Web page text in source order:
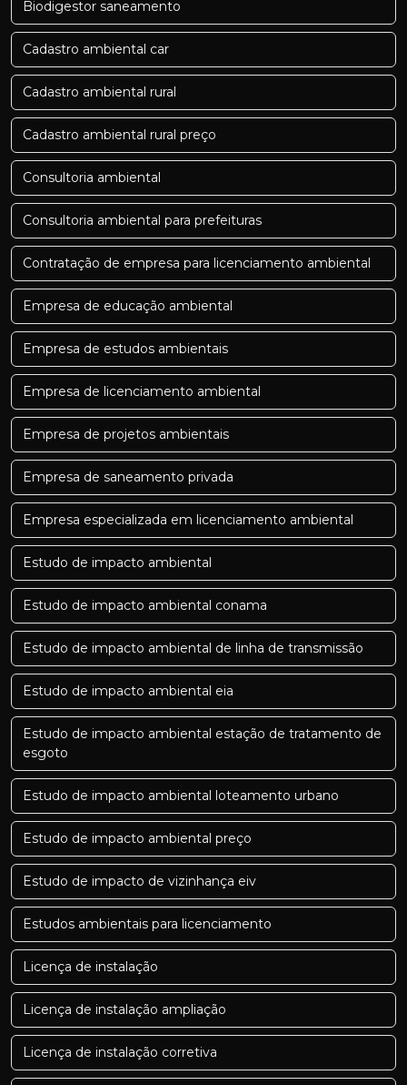
Biodigestor saneamento
Cadastro ambiental car
Cadastro ambiental rural
Cadastro ambiental rural preço
Consultoria ambiental
Consultoria ambiental para prefeituras
Contratação de empresa para licenciamento ambiental
Empresa de educação ambiental
Empresa de estudos ambientais
Empresa de licenciamento ambiental
Empresa de projetos ambientais
Empresa de saneamento privada
Empresa especializada em licenciamento ambiental
Estudo de impacto ambiental
Estudo de impacto ambiental conama
Estudo de impacto ambiental de linha de transmissão
Estudo de impacto ambiental eia
Estudo de impacto ambiental estação de tratamento de
esgoto
Estudo de impacto ambiental loteamento urbano
Estudo de impacto ambiental preço
Estudo de impacto de vizinhança eiv
Estudos ambientais para licenciamento
Licença de instalação
Licença de instalação ampliação
Licença de instalação corretiva